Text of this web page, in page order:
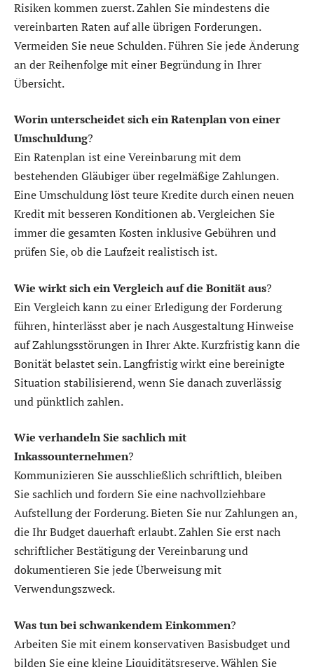
Risiken kommen zuerst. Zahlen Sie mindestens die
vereinbarten Raten auf alle übrigen Forderungen.
Vermeiden Sie neue Schulden. Führen Sie jede Änderung
an der Reihenfolge mit einer Begründung in Ihrer
Übersicht.
Worin unterscheidet sich ein Ratenplan von einer
Umschuldung?
Ein Ratenplan ist eine Vereinbarung mit dem
bestehenden Gläubiger über regelmäßige Zahlungen.
Eine Umschuldung löst teure Kredite durch einen neuen
Kredit mit besseren Konditionen ab. Vergleichen Sie
immer die gesamten Kosten inklusive Gebühren und
prüfen Sie, ob die Laufzeit realistisch ist.
Wie wirkt sich ein Vergleich auf die Bonität aus?
Ein Vergleich kann zu einer Erledigung der Forderung
führen, hinterlässt aber je nach Ausgestaltung Hinweise
auf Zahlungsstörungen in Ihrer Akte. Kurzfristig kann die
Bonität belastet sein. Langfristig wirkt eine bereinigte
Situation stabilisierend, wenn Sie danach zuverlässig
und pünktlich zahlen.
Wie verhandeln Sie sachlich mit
Inkassounternehmen?
Kommunizieren Sie ausschließlich schriftlich, bleiben
Sie sachlich und fordern Sie eine nachvollziehbare
Aufstellung der Forderung. Bieten Sie nur Zahlungen an,
die Ihr Budget dauerhaft erlaubt. Zahlen Sie erst nach
schriftlicher Bestätigung der Vereinbarung und
dokumentieren Sie jede Überweisung mit
Verwendungszweck.
Was tun bei schwankendem Einkommen?
Arbeiten Sie mit einem konservativen Basisbudget und
bilden Sie eine kleine Liquiditätsreserve. Wählen Sie